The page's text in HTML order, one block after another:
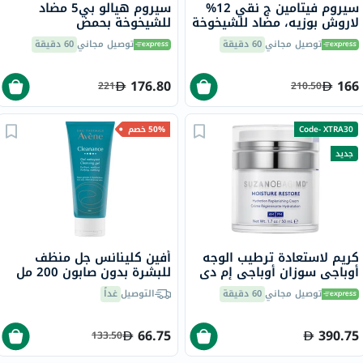
سيروم فيتامين ج نقي 12%
لاروش بوزيه، مضاد للشيخوخة
- 30 مل توصيل مجاني60 دقيقة
166
210.50
سيروم هيالو بي5 مضاد
للشيخوخة بحمض
الهيالورونيك لاروش بوزيه،
30 مل توصيل مجاني60 دقيقة
176.80
221
Code- XTRA30
جديد
كريم لاستعادة ترطيب الوجه
أوباجي سوزان أوباجي إم دي
- 50 مل توصيل مجاني60 دقيقة
390.75
50% خصم
أفين كلينانس جل منظف
للبشرة بدون صابون 200 مل
التوصيلغداً
66.75
133.50